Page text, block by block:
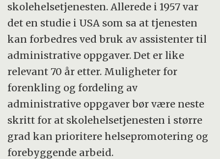
skolehelsetjenesten. Allerede i 1957 var
det en studie i USA som sa at tjenesten
kan forbedres ved bruk av assistenter til
administrative oppgaver. Det er like
relevant 70 år etter. Muligheter for
forenkling og fordeling av
administrative oppgaver bør være neste
skritt for at skolehelsetjenesten i større
grad kan prioritere helsepromotering og
forebyggende arbeid.